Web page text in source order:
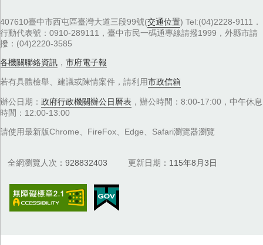
407610臺中市西屯區臺灣大道三段99號(交通位置) Tel:(04)2228-9111．
行動代表號：0910-289111，臺中市民一碼通專線請撥1999，外縣市請
撥：(04)2220-3585
各機關聯絡資訊 ， 市府電子報
若有具體檢舉、建議或陳情案件，請利用市政信箱
辦公日期： 政府行政機關辦公日曆表 ，辦公時間：8:00-17:00，中午休息
時間：12:00-13:00
請使用最新版Chrome、FireFox、Edge、Safari瀏覽器瀏覽
全網瀏覽人次 928832403 更新日期 115年8月3日